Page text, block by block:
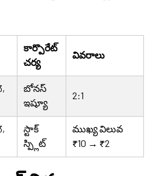
కార్పొరేట్
చర్య
వివరాలు
బోనస్
ఇష్యూ
2:1
స్టాక్
స్ప్లిట్
ముఖ్య విలువ
₹10 → ₹2